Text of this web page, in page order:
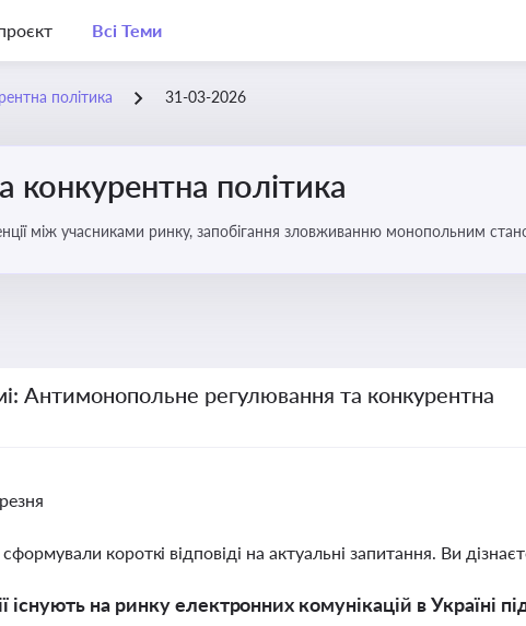
Всі Теми
політика 31-03-2026
політика
між учасниками ринку, запобігання зловживанню монопольним
Антимонопольне регулювання та конкурентна
короткі відповіді на актуальні запитання. Ви
на ринку електронних комунікацій в Україні